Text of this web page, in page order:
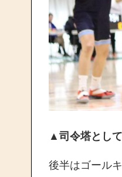
▲司令塔とし
後半はゴール